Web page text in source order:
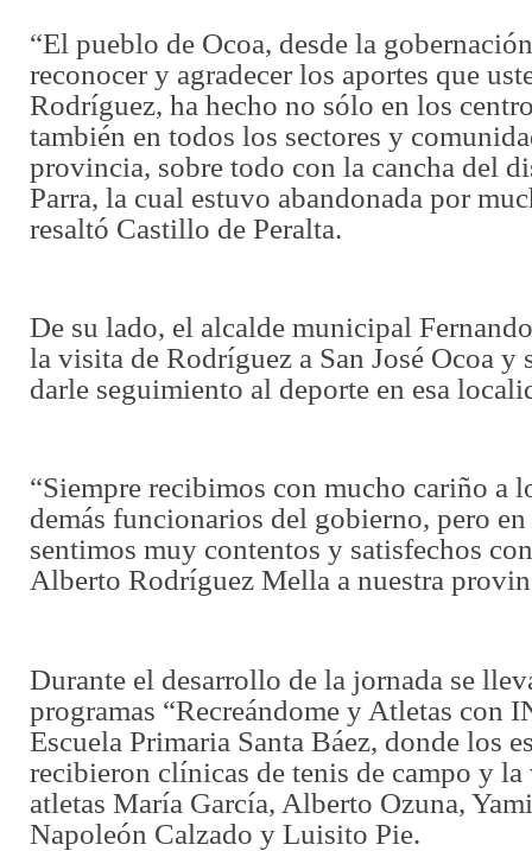
“El pueblo de Ocoa, desde la
reconocer y agradecer los aportes que
Rodríguez, ha hecho no sólo en los
también en todos los sectores y
provincia, sobre todo con la cancha del
Parra, la cual estuvo abandonada por
resaltó Castillo de Peralta.
De su lado, el alcalde municipal
la visita de Rodríguez a San José Ocoa y
darle seguimiento al deporte en esa
“Siempre recibimos con mucho cariño a
demás funcionarios del gobierno, pero en
sentimos muy contentos y satisfechos
Alberto Rodríguez Mella a nuestra
Durante el desarrollo de la jornada se
programas “Recreándome y Atletas con
Escuela Primaria Santa Báez, donde los
recibieron clínicas de tenis de campo y
atletas María García, Alberto Ozuna,
Napoleón Calzado y Luisito Pie.